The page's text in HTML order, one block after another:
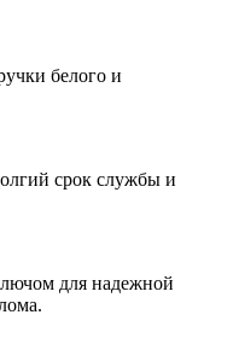
белого и
срок службы и
для надежной